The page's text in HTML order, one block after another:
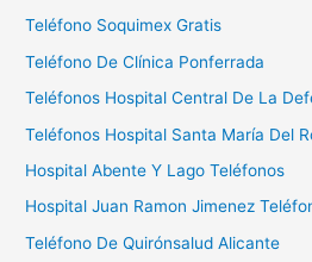
Teléfono Soquimex Gratis
Teléfono De Clínica Ponferrada
Teléfonos Hospital Central De La
Teléfonos Hospital Santa María Del
Hospital Abente Y Lago Teléfonos
Hospital Juan Ramon Jimenez
Teléfono De Quirónsalud Alicante